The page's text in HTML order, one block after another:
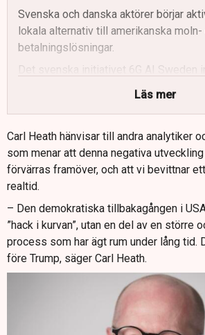
Svenska och danska aktörer börjar
lokala alternativ till amerikanska moln-
betalningslösningar.
Det svenska initiativet 6G AI Sweden
ett ”digitalt suveränt” datacenter i
proprietära tjänster och bristande
öppna standarder.
EU-aktörer efterlyser
öppna och europeiska leverantörer.
Delstaten Schleswig-Holstein går före
amerikanska proprietära system med
lösningar i syfte att stärka digital
Läs mer
Carl Heath hänvisar till andra analytiker
som menar att denna negativa
förvärras framöver, och att vi bevittnar
realtid.
– Den demokratiska tillbakagången i
”hack i kurvan”, utan en del av en större
process som har ägt rum under lång tid.
före Trump, säger Carl Heath.